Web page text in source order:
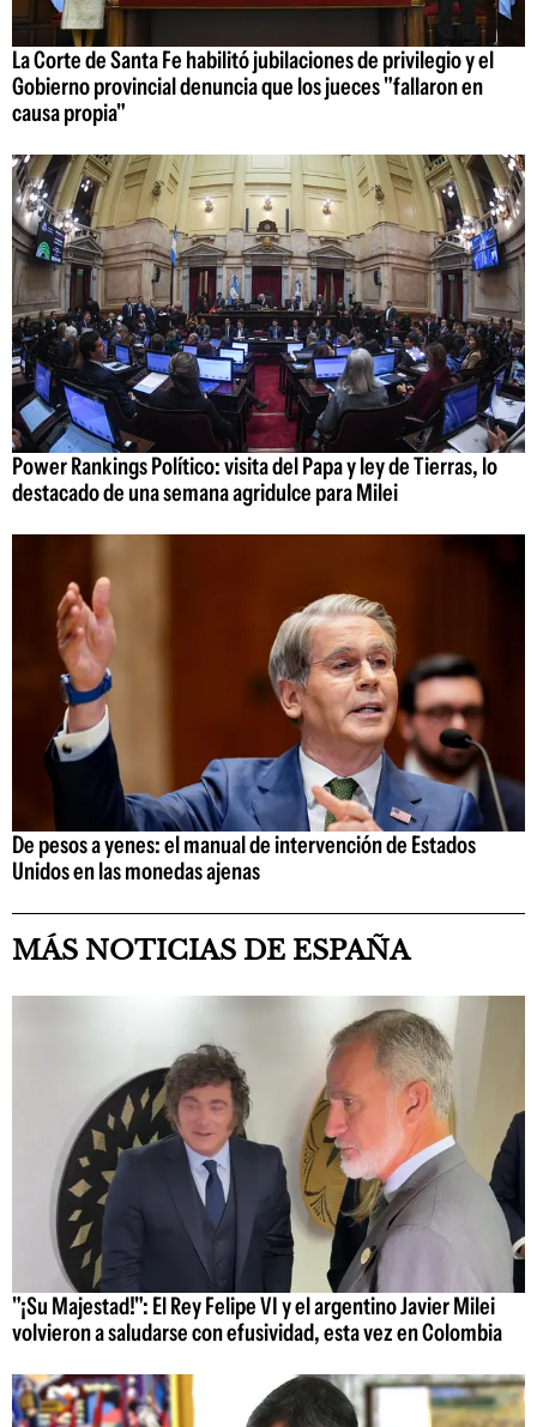
La Corte de Santa Fe habilitó jubilaciones de privilegio y el
Gobierno provincial denuncia que los jueces "fallaron en
causa propia"
Power Rankings Político: visita del Papa y ley de Tierras, lo
destacado de una semana agridulce para Milei
De pesos a yenes: el manual de intervención de Estados
Unidos en las monedas ajenas
MÁS NOTICIAS DE ESPAÑA
"¡Su Majestad!": El Rey Felipe VI y el argentino Javier Milei
volvieron a saludarse con efusividad, esta vez en Colombia